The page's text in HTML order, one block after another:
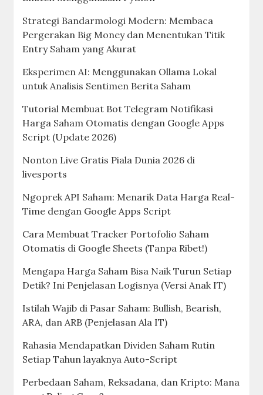
Strategi Bandarmologi Modern: Membaca
Pergerakan Big Money dan Menentukan Titik
Entry Saham yang Akurat
Eksperimen AI: Menggunakan Ollama Lokal
untuk Analisis Sentimen Berita Saham
Tutorial Membuat Bot Telegram Notifikasi
Harga Saham Otomatis dengan Google Apps
Script (Update 2026)
Nonton Live Gratis Piala Dunia 2026 di
livesports
Ngoprek API Saham: Menarik Data Harga Real-
Time dengan Google Apps Script
Cara Membuat Tracker Portofolio Saham
Otomatis di Google Sheets (Tanpa Ribet!)
Mengapa Harga Saham Bisa Naik Turun Setiap
Detik? Ini Penjelasan Logisnya (Versi Anak IT)
Istilah Wajib di Pasar Saham: Bullish, Bearish,
ARA, dan ARB (Penjelasan Ala IT)
Rahasia Mendapatkan Dividen Saham Rutin
Setiap Tahun layaknya Auto-Script
Perbedaan Saham, Reksadana, dan Kripto: Mana